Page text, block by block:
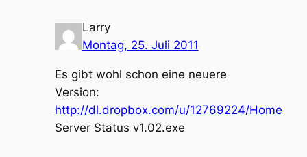
Larry
Montag, 25. Juli 2011
Es gibt wohl schon eine neuere
Version:
http://dl.dropbox.com/u/12769224/Home
Server Status v1.02.exe